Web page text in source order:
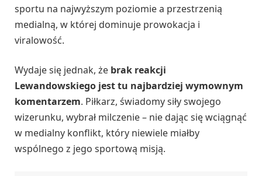
sportu na najwyższym poziomie a przestrzenią
medialną, w której dominuje prowokacja i
viralowość.
Wydaje się jednak, że brak reakcji
Lewandowskiego jest tu najbardziej wymownym
komentarzem. Piłkarz, świadomy siły swojego
wizerunku, wybrał milczenie – nie dając się wciągnąć
w medialny konflikt, który niewiele miałby
wspólnego z jego sportową misją.